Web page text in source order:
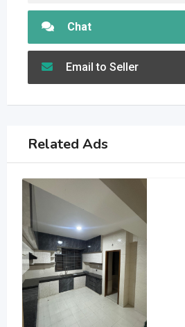
Chat
Email to Seller
Related Ads